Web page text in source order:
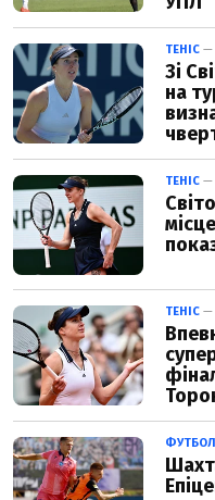
ТЕНІС —
Зі
на
ТЕНІС —
ТЕНІС —
ФУТБОЛ